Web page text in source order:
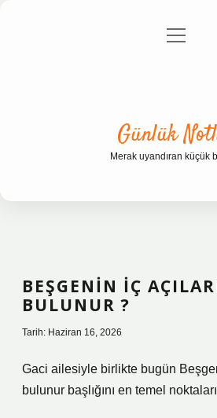
Gizlilik Politikası
menüyü
Günlük
Merak uyandıran küçük
BEŞGENIN IÇ
BULUNUR ?
Tarih: Haziran 16, 2026
Gaci ailesiyle birlikte bugün
bulunur başlığını en temel